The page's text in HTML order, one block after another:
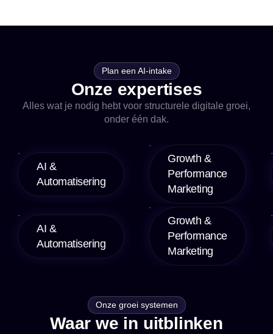
Plan een AI-intake
Onze expertises
Alles wat je nodig hebt voor structurele digitale groei,
onder één dak.
AI &
Automatisering
Growth &
Performance
Marketing
AI &
Automatisering
Growth &
Performance
Marketing
Onze groei systemen
Waar we in uitblinken